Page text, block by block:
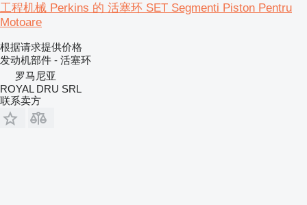
工程机械 Perkins 的 活塞环 SET Segmenti Piston Pentru
Motoare
根据请求提供价格
发动机部件 - 活塞环
罗马尼亚
ROYAL DRU SRL
联系卖方